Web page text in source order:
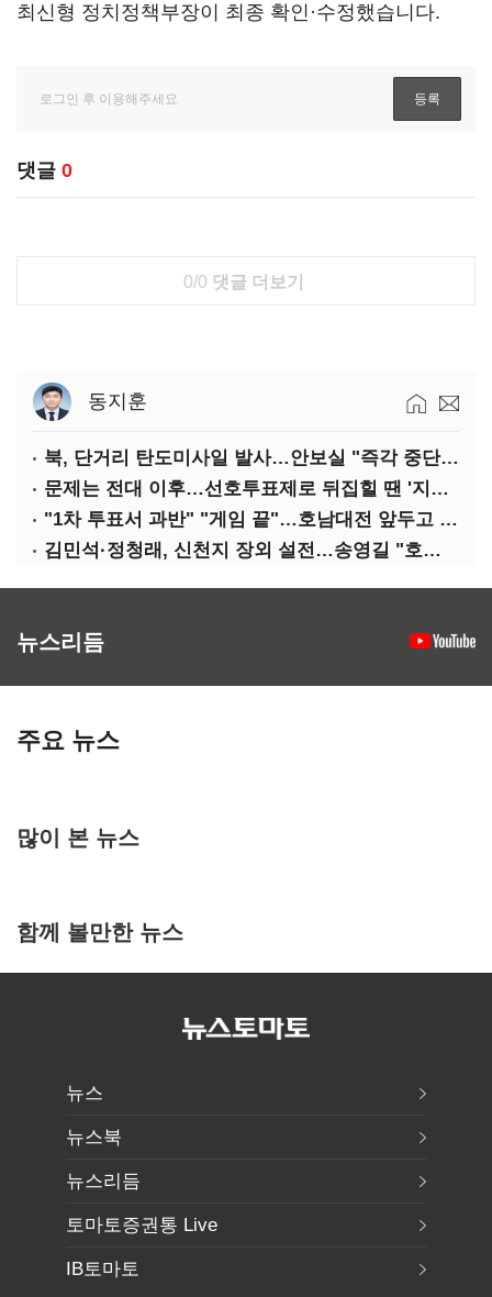
최신형 정치정책부장이 최종 확인·수정했습니다.
댓글 0
0/0 댓글 더보기
동지훈
북, 단거리 탄도미사일 발사…안보실 "즉각 중단 촉구"
문제는 전대 이후…선호투표제로 뒤집힐 땐 '지지층 불복'
"1차 투표서 과반" "게임 끝"…호남대전 앞두고 '충돌'
김민석·정청래, 신천지 장외 설전…송영길 "호남 계몽 규탄"
뉴스리듬
주요 뉴스
많이 본 뉴스
함께 볼만한 뉴스
뉴스
뉴스북
뉴스리듬
토마토증권통 Live
IB토마토